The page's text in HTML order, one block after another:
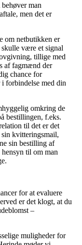
man
men det er
om netbutikken er
være et signal
tillige med
af fagmænd der
chance for
forbindelse med din
omkring de
bestillingen, f.eks.
til det er det
kvitteringsmail,
sin bestilling af
til om man
for at evaluere
er det klogt, at du
–
muligheder for